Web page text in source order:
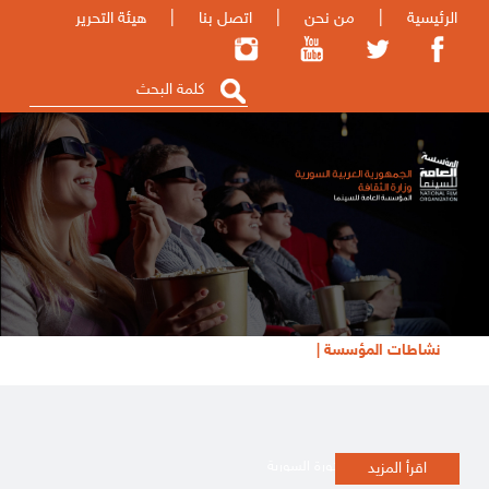
الرئيسية | من نحن | اتصل بنا | هيئة التحرير
نشاطات المؤسسة |
تظاهرة أفلام الثورة السورية
اقرأ المزيد